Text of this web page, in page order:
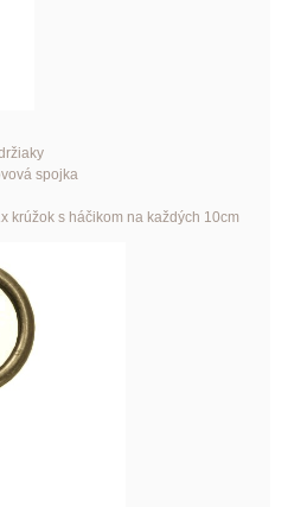
spojka
krúžok s háčikom na každých 10cm